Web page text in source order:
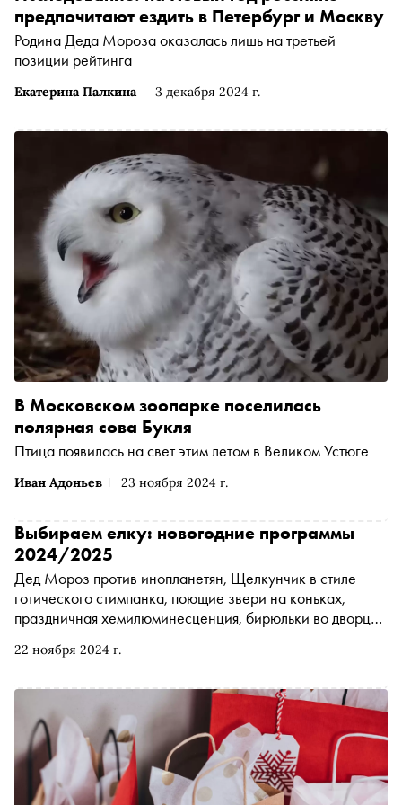
Екатерина Палкина 3 декабря 2024 г.
предпочитают ездить в Петербург и Москву
Родина Деда Мороза оказалась лишь на третьей
позиции рейтинга
Иван Адоньев 23 ноября 2024 г.
В Московском зоопарке поселилась
полярная сова Букля
Птица появилась на свет этим летом в Великом Устюге
22 ноября 2024 г.
Выбираем елку: новогодние программы
2024/2025
Дед Мороз против инопланетян, Щелкунчик в стиле
готического стимпанка, поющие звери на коньках,
праздничная хемилюминесценция, бирюльки во дворце
представления